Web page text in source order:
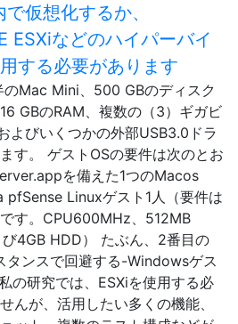
仮想化するか、
ESXiなどのハイパーバイ
する必要があります
のMac Mini、500 GBのディスク
GBのRAM、複数の（3）ギガビ
よびいくつかの外部USB3.0ドラ
す。 ゲストOSの要件は次のとお
を備えた1つのMacos
pfSense Linuxゲスト1人（要件は
す。CPU600MHz、512MB
4GB HDD） たぶん、2番目の
タンスで回避する-Windowsゲス
の研究では、ESXiを使用する必
んが、活用したい多くの機能、